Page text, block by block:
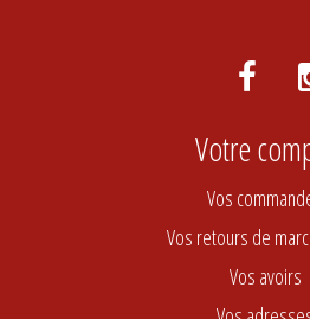
Votre
Vos
Vos retours de
Vos avoirs